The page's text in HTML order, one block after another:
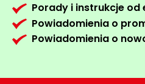
Porady i instrukcje od
Powiadomienia o
Powiadomienia o